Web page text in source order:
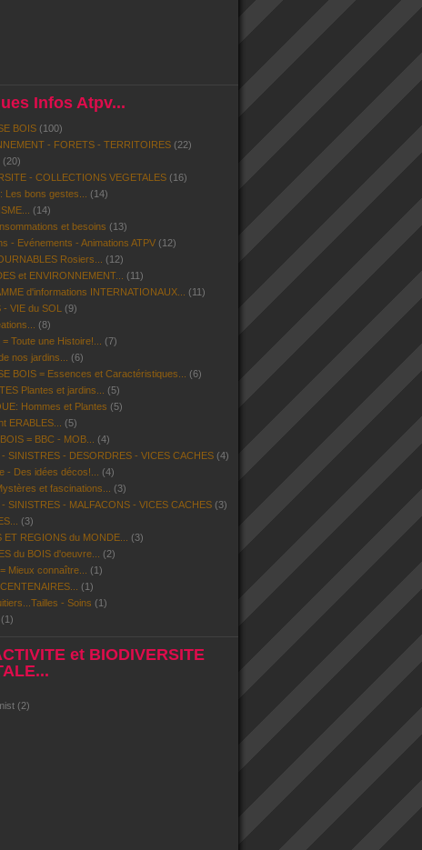
Infos Atpv...
BOIS (100)
- FORETS - TERRITOIRES (22)
(20)
- COLLECTIONS VEGETALES (16)
Les bons gestes...
(14)
(14)
et besoins (13)
- Evénements - Animations ATPV (12)
Rosiers...
(12)
et ENVIRONNEMENT...
(11)
d'informations INTERNATIONAUX...
(11)
- VIE du SOL
(9)
(8)
= Toute une Histoire!...
(7)
nos jardins...
(6)
BOIS = Essences et Caractéristiques...
(6)
Plantes et jardins...
(5)
Hommes et Plantes (5)
ERABLES...
(5)
= BBC - MOB...
(4)
SINISTRES - DESORDRES - VICES CACHES (4)
- Des idées décos!...
(4)
et fascinations...
(3)
SINISTRES - MALFACONS - VICES CACHES (3)
(3)
ET REGIONS du MONDE...
(3)
du BOIS d'oeuvre...
(2)
Mieux connaître...
(1)
(1)
- Soins (1)
(1)
et BIODIVERSITE